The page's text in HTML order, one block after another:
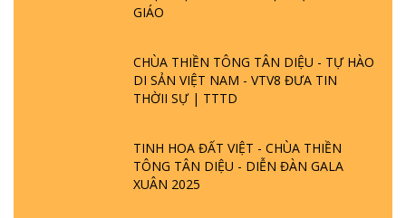
GIÁO
CHÙA THIỀN TÔNG TÂN DIỆU - TỰ HÀO
DI SẢN VIỆT NAM - VTV8 ĐƯA TIN
THỜII SỰ | TTTD
TINH HOA ĐẤT VIỆT - CHÙA THIỀN
TÔNG TÂN DIỆU - DIỄN ĐÀN GALA
XUÂN 2025